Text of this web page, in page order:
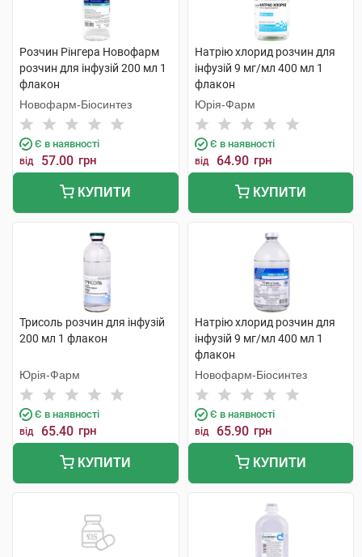
Розчин Рінгера Новофарм
розчин для інфузій 200 мл 1
флакон
Новофарм-Біосинтез
Є в наявності
від 57.00 грн
КУПИТИ
Натрію хлорид розчин для
інфузій 9 мг/мл 400 мл 1
флакон
Юрія-Фарм
Є в наявності
від 64.90 грн
КУПИТИ
Трисоль розчин для інфузій
200 мл 1 флакон
Юрія-Фарм
Є в наявності
від 65.40 грн
КУПИТИ
Натрію хлорид розчин для
інфузій 9 мг/мл 400 мл 1
флакон
Новофарм-Біосинтез
Є в наявності
від 65.90 грн
КУПИТИ